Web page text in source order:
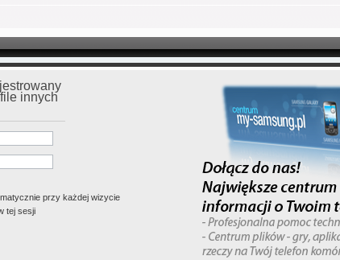
innych
przy każdej wizycie
tej sesji